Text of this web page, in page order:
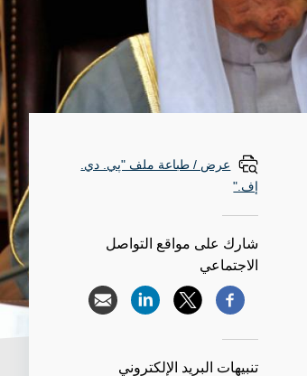
عرض / طباعة ملف "پي. دي.
إف."
شارك على مواقع التواصل
الاجتماعي
تنبيهات البريد الإلكتروني